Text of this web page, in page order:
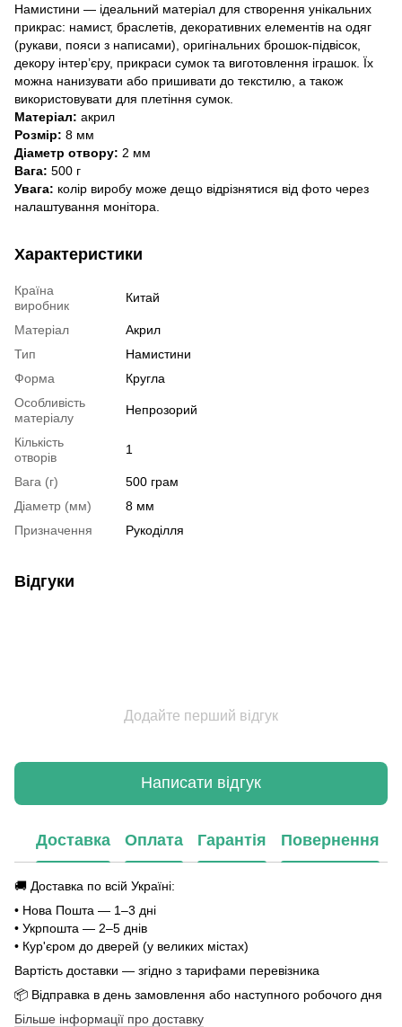
Намистини — ідеальний матеріал для створення унікальних
прикрас: намист, браслетів, декоративних елементів на одяг
(рукави, пояси з написами), оригінальних брошок-підвісок,
декору інтер’єру, прикраси сумок та виготовлення іграшок. Їх
можна нанизувати або пришивати до текстилю, а також
використовувати для плетіння сумок.
Матеріал: акрил
Розмір: 8 мм
Діаметр отвору: 2 мм
Вага: 500 г
Увага: колір виробу може дещо відрізнятися від фото через
налаштування монітора.
Характеристики
Країна
виробник
Китай
Матеріал
Акрил
Тип
Намистини
Форма
Кругла
Особливість
матеріалу
Непрозорий
Кількість
отворів
1
Вага (г)
500 грам
Діаметр (мм)
8 мм
Призначення
Рукоділля
Відгуки
Додайте перший відгук
Написати відгук
Доставка Оплата Гарантія Повернення
🚚 Доставка по всій Україні:
• Нова Пошта — 1–3 дні
• Укрпошта — 2–5 днів
• Кур'єром до дверей (у великих містах)
Вартість доставки — згідно з тарифами перевізника
📦 Відправка в день замовлення або наступного робочого дня
Більше інформації про доставку